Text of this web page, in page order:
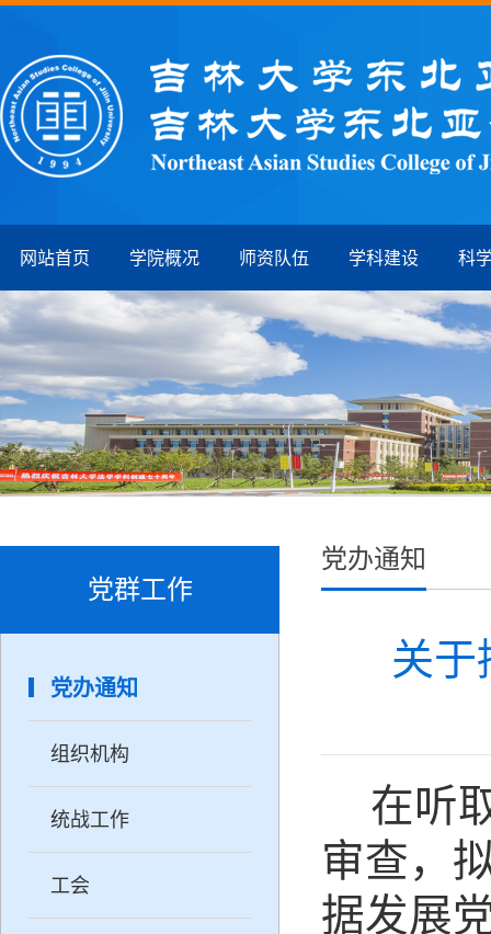
网站首页 学院概况 师资队伍 学科建设 科
党群工作
党办通知
组织机构
统战工作
工会
党办通知
关于
在听
审查，
据发展